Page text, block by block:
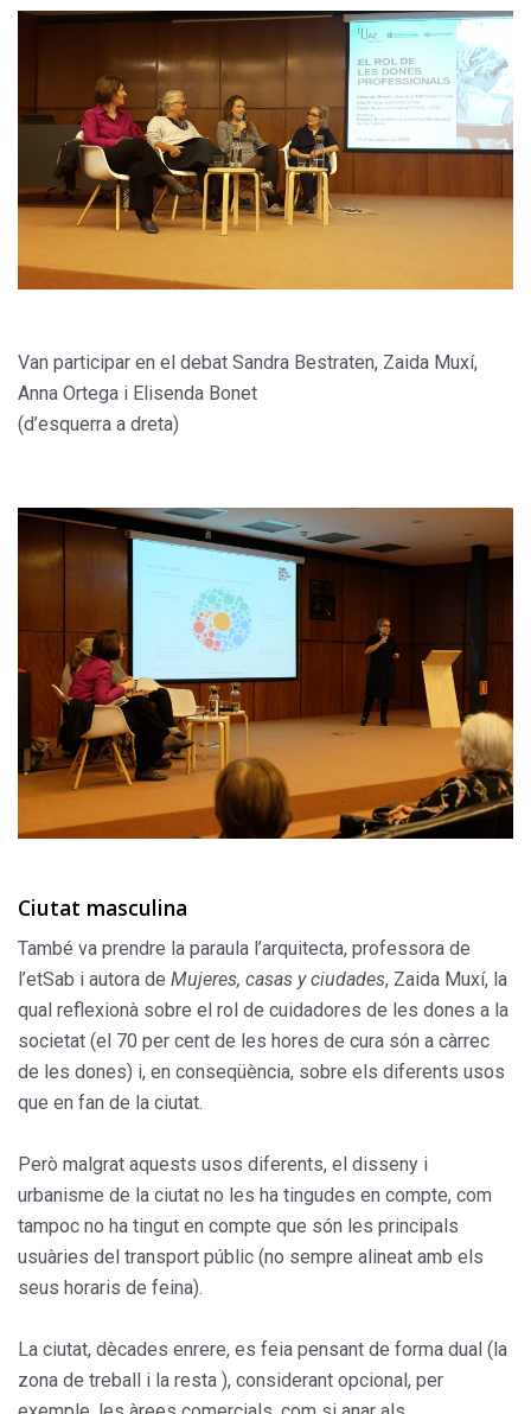
Van participar en el debat Sandra Bestraten, Zaida Muxí,
Anna Ortega i Elisenda Bonet
(d’esquerra a dreta)
Ciutat masculina
També va prendre la paraula l’arquitecta, professora de
l’etSab i autora de Mujeres, casas y ciudades, Zaida Muxí, la
qual reflexionà sobre el rol de cuidadores de les dones a la
societat (el 70 per cent de les hores de cura són a càrrec
de les dones) i, en conseqüència, sobre els diferents usos
que en fan de la ciutat.
Però malgrat aquests usos diferents, el disseny i
urbanisme de la ciutat no les ha tingudes en compte, com
tampoc no ha tingut en compte que són les principals
usuàries del transport públic (no sempre alineat amb els
seus horaris de feina).
La ciutat, dècades enrere, es feia pensant de forma dual (la
zona de treball i la resta ), considerant opcional, per